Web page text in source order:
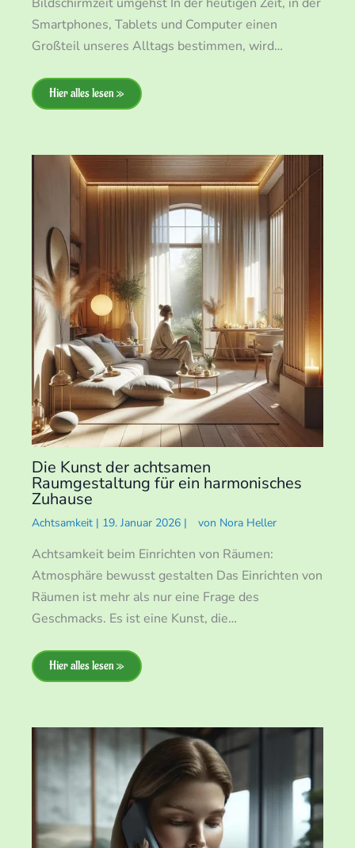
Bildschirmzeit umgehst In der heutigen Zeit, in der
Smartphones, Tablets und Computer einen
Großteil unseres Alltags bestimmen, wird…
Hier alles lesen »
Die Kunst der achtsamen
Raumgestaltung für ein harmonisches
Zuhause
Achtsamkeit | 19. Januar 2026 | von Nora Heller
Achtsamkeit beim Einrichten von Räumen:
Atmosphäre bewusst gestalten Das Einrichten von
Räumen ist mehr als nur eine Frage des
Geschmacks. Es ist eine Kunst, die…
Hier alles lesen »